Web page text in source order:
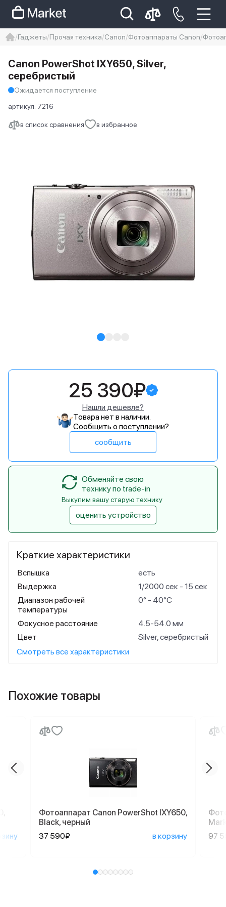
Iphone 14 pro max
айфон 14
Гаджеты Прочая техника Canon Фотоаппараты Canon
в список сравнения в избранное
Canon PowerShot IXY650, Silver,
серебристый
Ожидается поступление
артикул: 7216
Краткие характеристики
Вспышка
есть
Выдержка
1/2000 cек - 15 сек
Диапазон рабочей
температуры
0° - 40°C
Фокусное расстояние
4.5-54.0 мм
Цвет
Silver, серебристый
Смотреть все характеристики
25 390₽
Нашли дешевле?
Товара нет в наличии.
Сообщить о поступлении?
сообщить
Обменяйте свою
технику по trade-in
Выкупим вашу старую технику
оценить устройство
Похожие товары
Фотоаппарат Canon PowerShot IXY650,
Black, черный
37 590₽
в корзину
97